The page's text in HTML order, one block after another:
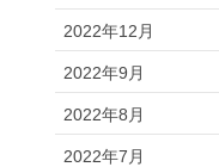
2022年12月
2022年9月
2022年8月
2022年7月